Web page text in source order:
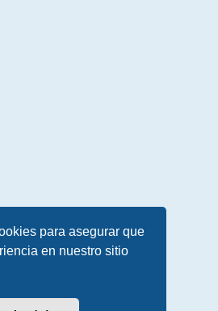
para asegurar que
en nuestro sitio